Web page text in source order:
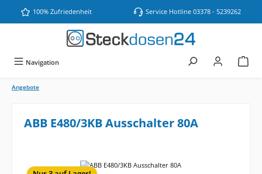
Zum Hauptinhalt springen
100% Zufriedenheit Service Hotline 03378 - 5239262
Navigation
Angebote
ABB E480/3KB Ausschalter 80A
Bildergalerie überspringen